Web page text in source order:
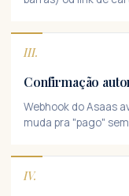
III.
Confirmação
Webhook do Asaas
muda pra "pago"
IV.